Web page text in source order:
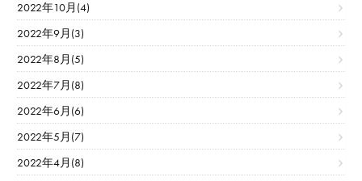
2022年10月(4)
2022年9月(3)
2022年8月(5)
2022年7月(8)
2022年6月(6)
2022年5月(7)
2022年4月(8)